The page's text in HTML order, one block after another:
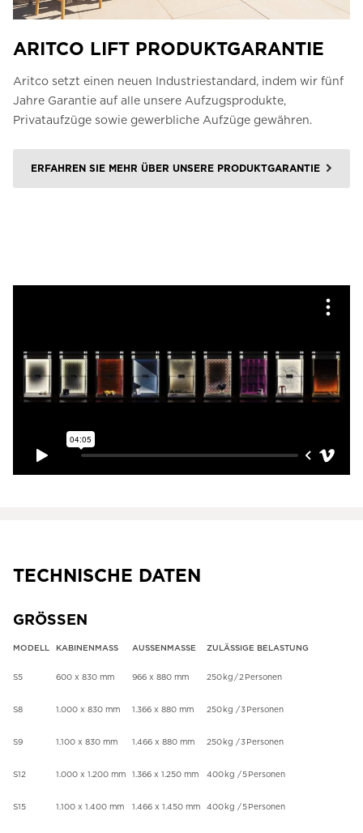
ARITCO LIFT PRODUKTGARANTIE
Aritco setzt einen neuen Industriestandard, indem wir fünf
Jahre Garantie auf alle unsere Aufzugsprodukte,
Privataufzüge sowie gewerbliche Aufzüge gewähren.
ERFAHREN SIE MEHR ÜBER UNSERE PRODUKTGARANTIE
TECHNISCHE DATEN
GRÖSSEN
MODELL
S5
S8
S9
S12
S15
KABINENMASS
600 x 830 mm
1.000 x 830 mm
1.100 x 830 mm
1.000 x 1.200 mm
1.100 x 1.400 mm
AUSSENMASSE
966 x 880 mm
1.366 x 880 mm
1.466 x 880 mm
1.366 x 1.250 mm
1.466 x 1.450 mm
ZULÄSSIGE BELASTUNG
250 kg / 2 Personen
250 kg / 3 Personen
250 kg / 3 Personen
400 kg / 5 Personen
400 kg / 5 Personen